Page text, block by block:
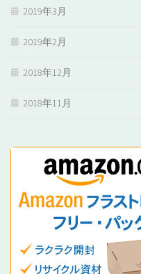
2019年3月
2019年2月
2018年12月
2018年11月